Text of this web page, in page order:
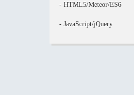
- HTML5/Meteor/ES6
- JavaScript/jQuery